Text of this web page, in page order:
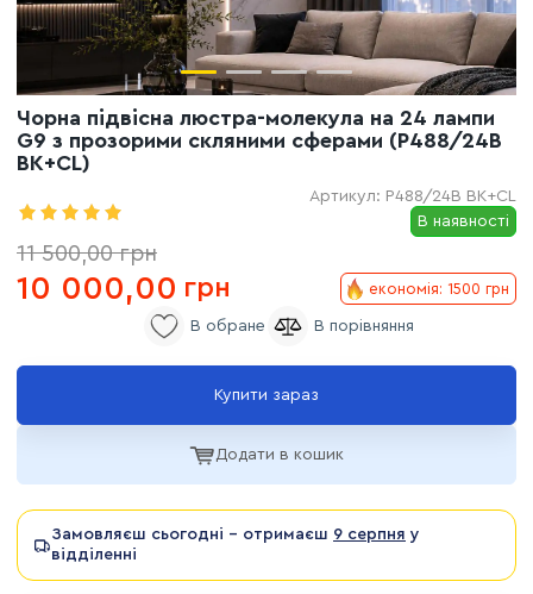
Чорна підвісна люстра-молекула на 24 лампи
G9 з прозорими скляними сферами (P488/24B
BK+CL)
Артикул: P488/24B BK+CL
В наявності
11 500,00 грн
10 000,00 грн економія: 1500 грн
Додати в кошик
Замовляєш сьогодні - отримаєш 9 серпня у
відділенні
Купити зараз